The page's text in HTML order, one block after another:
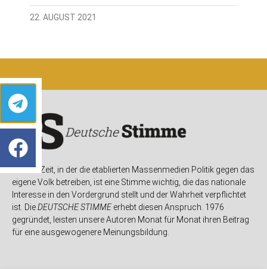
22. AUGUST 2021
In einer Zeit, in der die etablierten Massenmedien Politik gegen das
eigene Volk betreiben, ist eine Stimme wichtig, die das nationale
Interesse in den Vordergrund stellt und der Wahrheit verpflichtet
ist. DieDEUTSCHE STIMMEerhebt diesen Anspruch. 1976
gegründet, leisten unsere Autoren Monat für Monat ihren Beitrag
für eine ausgewogenere Meinungsbildung.